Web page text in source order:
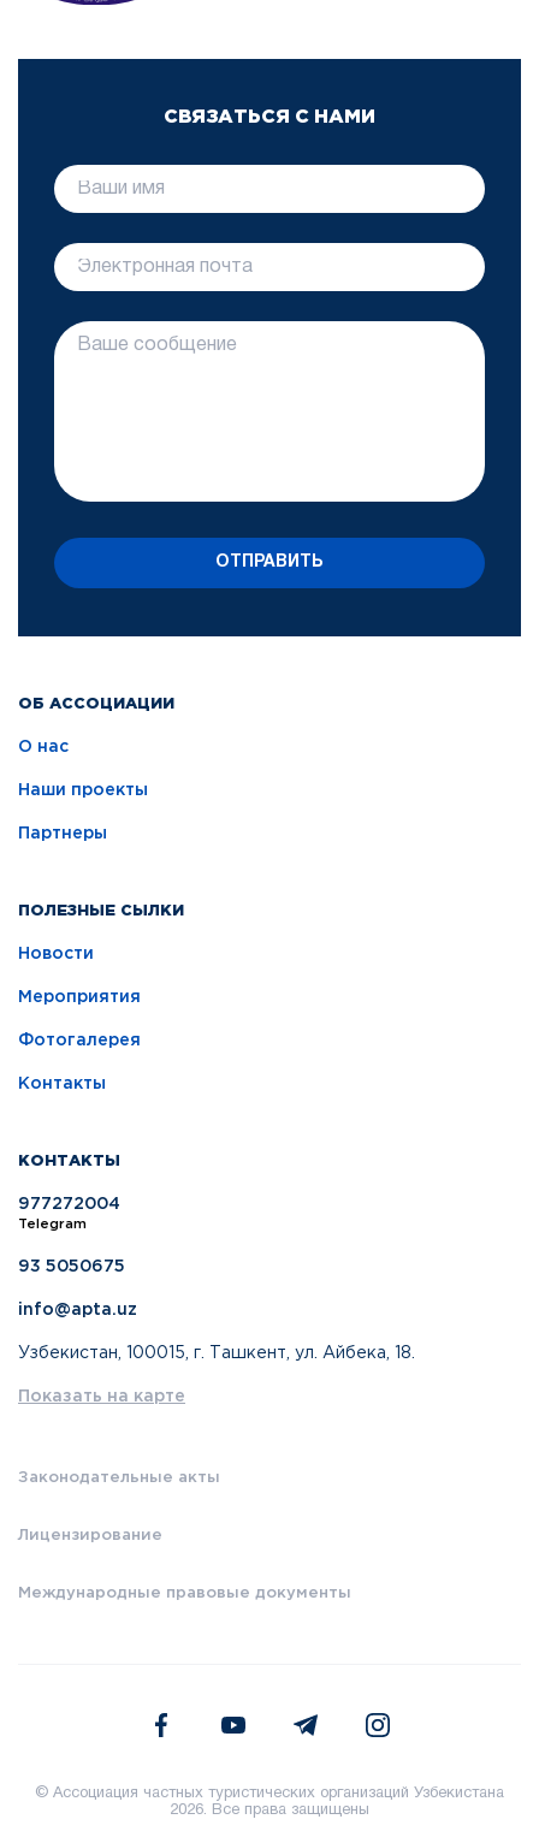
ОБ АССОЦИАЦИИ
О нас
Наши проекты
Партнеры
ПОЛЕЗНЫЕ СЫЛКИ
Новости
Мероприятия
Фотогалерея
Контакты
КОНТАКТЫ
977272004
Telegram
93 5050675
info@apta.uz
Узбекистан, 100015, г. Ташкент, ул. Айбека, 18.
Показать на карте
Законодательные акты
Лицензирование
Международные правовые документы
СВЯЗАТЬСЯ С НАМИ
ОТПРАВИТЬ
© Ассоциация частных туристических организаций Узбекистана
2026. Все права защищены